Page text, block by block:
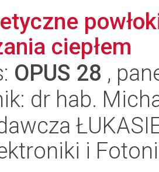
ciepłem
OPUS 28 ,
dr hab.
i